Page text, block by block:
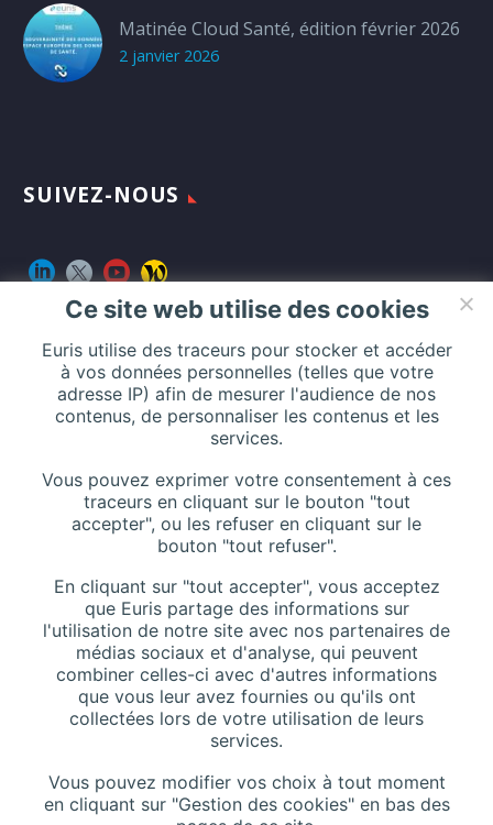
Matinée Cloud Santé, édition février 2026
2 janvier 2026
SUIVEZ-NOUS
CONTACT
116 Rue de Silly, 92100 Boulogne-Billancourt, France
+33 (0)1 42 44 27 27
Contactez-nous
Site Web :www.euris.com
Ce site web utilise des cookies
Euris utilise des traceurs pour stocker et accéder
à vos données personnelles (telles que votre
adresse IP) afin de mesurer l'audience de nos
contenus, de personnaliser les contenus et les
services.
Vous pouvez exprimer votre consentement à ces
traceurs en cliquant sur le bouton "tout
accepter", ou les refuser en cliquant sur le
bouton "tout refuser".
En cliquant sur "tout accepter", vous acceptez
que Euris partage des informations sur
l'utilisation de notre site avec nos partenaires de
médias sociaux et d'analyse, qui peuvent
combiner celles-ci avec d'autres informations
que vous leur avez fournies ou qu'ils ont
collectées lors de votre utilisation de leurs
services.
Vous pouvez modifier vos choix à tout moment
en cliquant sur "Gestion des cookies" en bas des